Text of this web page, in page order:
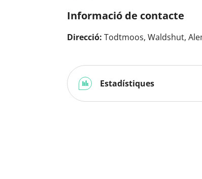
Informació de contacte
Direcció: Todtmoos, Waldshut,
Estadístiques